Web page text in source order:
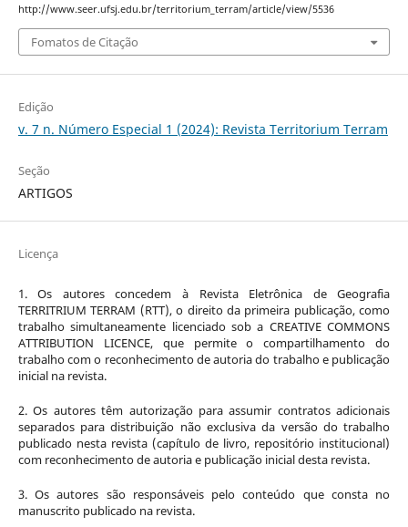
http://www.seer.ufsj.edu.br/territorium_terram/article/view/5536
Fomatos de Citação
Edição
v. 7 n. Número Especial 1 (2024): Revista Territorium Terram
Seção
ARTIGOS
Licença
1. Os autores concedem à Revista Eletrônica de Geografia
TERRITRIUM TERRAM (RTT), o direito da primeira publicação, como
trabalho simultaneamente licenciado sob a CREATIVE COMMONS
ATTRIBUTION LICENCE, que permite o compartilhamento do
trabalho com o reconhecimento de autoria do trabalho e publicação
inicial na revista.
2. Os autores têm autorização para assumir contratos adicionais
separados para distribuição não exclusiva da versão do trabalho
publicado nesta revista (capítulo de livro, repositório institucional)
com reconhecimento de autoria e publicação inicial desta revista.
3. Os autores são responsáveis pelo conteúdo que consta no
manuscrito publicado na revista.